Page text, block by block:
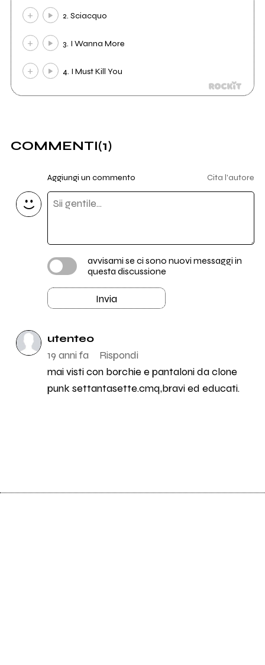
2. Sciacquo
3. I Wanna More
4. I Must Kill You
COMMENTI(1)
Aggiungi un commento Cita l'autore
avvisami se ci sono nuovi messaggi in
questa discussione
Invia
utente0
19 anni fa
Rispondi
mai visti con borchie e pantaloni da clone
punk settantasette.cmq,bravi ed educati.